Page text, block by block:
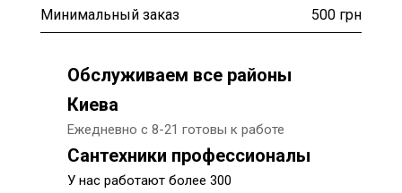
Минимальный заказ 500 грн
Обслуживаем все районы
Киева
Ежедневно с 8-21 готовы к работе
Сантехники профессионалы
У нас работают более 300